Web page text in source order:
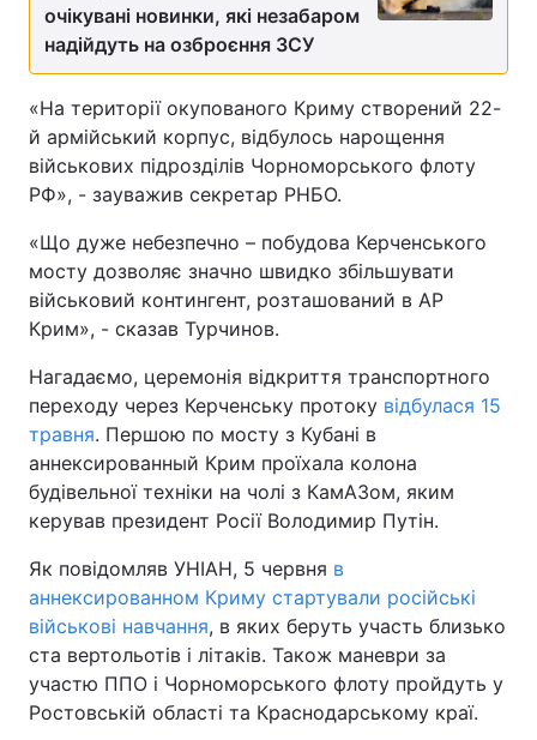
очікувані новинки, які незабаром
надійдуть на озброєння ЗСУ
«На території окупованого Криму створений 22-
й армійський корпус, відбулось нарощення
військових підрозділів Чорноморського флоту
РФ», - зауважив секретар РНБО.
«Що дуже небезпечно – побудова Керченського
мосту дозволяє значно швидко збільшувати
військовий контингент, розташований в АР
Крим», - сказав Турчинов.
Нагадаємо, церемонія відкриття транспортного
переходу через Керченську протоку відбулася 15
травня. Першою по мосту з Кубані в
аннексированный Крим проїхала колона
будівельної техніки на чолі з КамАЗом, яким
керував президент Росії Володимир Путін.
Як повідомляв УНІАН, 5 червня в
аннексированном Криму стартували російські
військові навчання, в яких беруть участь близько
ста вертольотів і літаків. Також маневри за
участю ППО і Чорноморського флоту пройдуть у
Ростовській області та Краснодарському краї.